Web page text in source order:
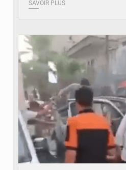
SAVOIR PLUS